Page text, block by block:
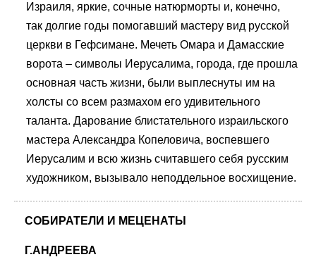
Израиля, яркие, сочные натюрморты и, конечно,
так долгие годы помогавший мастеру вид русской
церкви в Гефсимане. Мечеть Омара и Дамасские
ворота – символы Иерусалима, города, где прошла
основная часть жизни, были выплеснуты им на
холсты со всем размахом его удивительного
таланта. Дарование блистательного израильского
мастера Александра Копеловича, воспевшего
Иерусалим и всю жизнь считавшего себя русским
художником, вызывало неподдельное восхищение.
СОБИРАТЕЛИ И МЕЦЕНАТЫ
Г.АНДРЕЕВА